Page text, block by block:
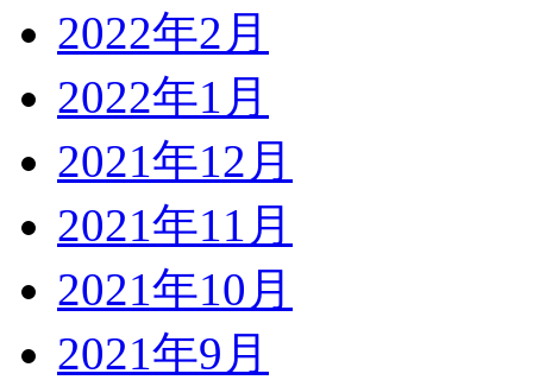
2022年2月
2022年1月
2021年12月
2021年11月
2021年10月
2021年9月